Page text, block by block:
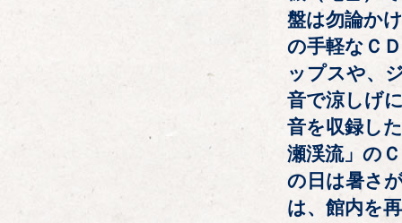
盤は勿論か
の手軽なＣ
ップスや、
音で涼しげ
音を収録し
瀬渓流」の
の日は暑さ
は、館内を